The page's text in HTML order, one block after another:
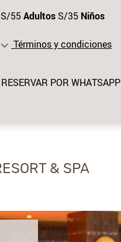
S/55Adultos S/35 Niños
Términos y condiciones
RESERVAR POR WHATSAPP
& SPA